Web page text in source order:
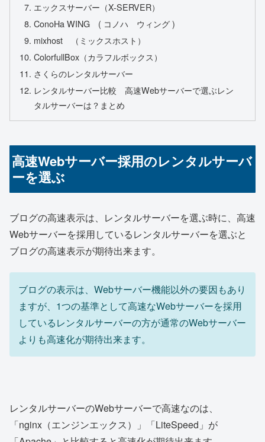
エックスサーバー（X-SERVER）
ConoHa WING ( コノハ ウィング )
mixhost （ミックスホスト）
ColorfullBox（カラフルボックス）
さくらのレンタルサーバー
レンタルサーバー比較 高速Webサーバーで選ぶレン
タルサーバーは？まとめ
高速Webサーバー採用のレンタルサーバ
ーを選ぶ
ブログの高速表示は、レンタルサーバーを選ぶ時に、高速
Webサーバーを採用しているレンタルサーバーを選ぶと
ブログの高速表示が期待出来ます。
ブログの表示は、Webサーバー機能以外の要因もあり
ますが、1つの基準として高速なWebサーバーを採用
しているレンタルサーバーの方が通常のWebサーバー
よりも高速化が期待出来ます。
レンタルサーバーのWebサーバーで高速なのは、
「nginx（エンジンエックス）」「LiteSpeed」が